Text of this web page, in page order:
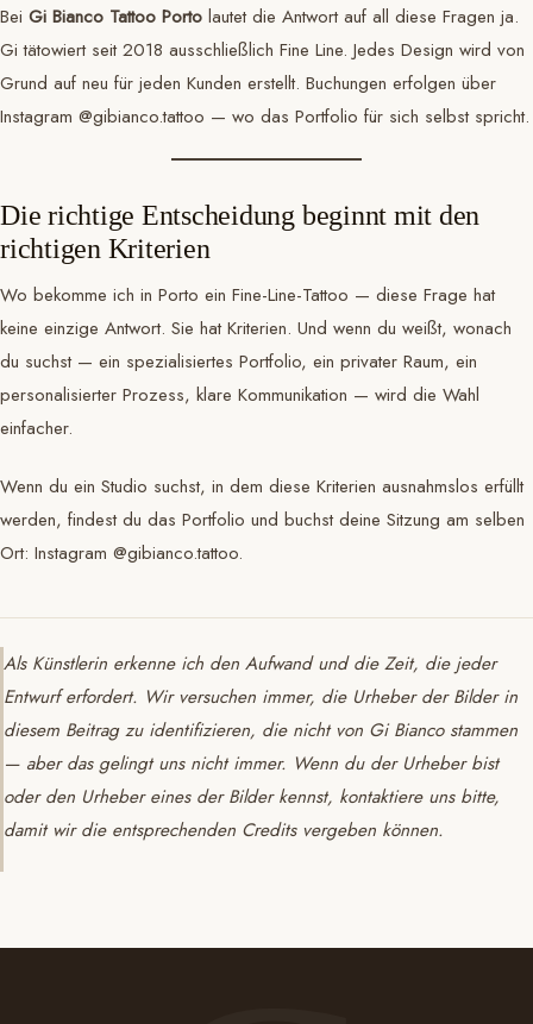
Bei Gi Bianco Tattoo Porto lautet die Antwort auf all diese Fragen ja.
Gi tätowiert seit 2018 ausschließlich Fine Line. Jedes Design wird von
Grund auf neu für jeden Kunden erstellt. Buchungen erfolgen über
Instagram @gibianco.tattoo — wo das Portfolio für sich selbst spricht.
Die richtige Entscheidung beginnt mit den
richtigen Kriterien
Wo bekomme ich in Porto ein Fine-Line-Tattoo — diese Frage hat
keine einzige Antwort. Sie hat Kriterien. Und wenn du weißt, wonach
du suchst — ein spezialisiertes Portfolio, ein privater Raum, ein
personalisierter Prozess, klare Kommunikation — wird die Wahl
einfacher.
Wenn du ein Studio suchst, in dem diese Kriterien ausnahmslos erfüllt
werden, findest du das Portfolio und buchst deine Sitzung am selben
Ort: Instagram @gibianco.tattoo.
Als Künstlerin erkenne ich den Aufwand und die Zeit, die jeder
Entwurf erfordert. Wir versuchen immer, die Urheber der Bilder in
diesem Beitrag zu identifizieren, die nicht von Gi Bianco stammen
— aber das gelingt uns nicht immer. Wenn du der Urheber bist
oder den Urheber eines der Bilder kennst, kontaktiere uns bitte,
damit wir die entsprechenden Credits vergeben können.